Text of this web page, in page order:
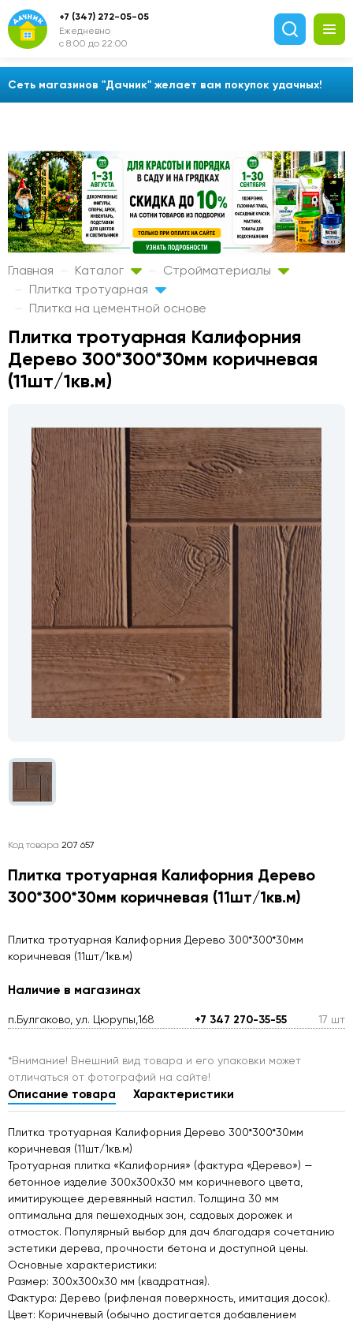
Сеть магазинов "Дачник" желает вам покупок удачных!
+7 (347) 272-05-05
Ежедневно
с 8:00 до 22:00
Главная Каталог
Стройматериалы
Плитка тротуарная
Плитка на цементной основе
Плитка тротуарная Калифорния
Дерево 300*300*30мм коричневая
(11шт/1кв.м)
Код товара 207 657
Плитка тротуарная Калифорния Дерево
300*300*30мм коричневая (11шт/1кв.м)
Плитка тротуарная Калифорния Дерево 300*300*30мм
коричневая (11шт/1кв.м)
Наличие в магазинах
п.Булгаково, ул. Цюрупы,168 +7 347 270-35-55 17 шт
*Внимание! Внешний вид товара и его упаковки может
отличаться от фотографий на сайте!
Описание товара Характеристики
Плитка тротуарная Калифорния Дерево 300*300*30мм
коричневая (11шт/1кв.м)
Тротуарная плитка «Калифорния» (фактура «Дерево») —
бетонное изделие 300х300х30 мм коричневого цвета,
имитирующее деревянный настил. Толщина 30 мм
оптимальна для пешеходных зон, садовых дорожек и
отмосток. Популярный выбор для дач благодаря сочетанию
эстетики дерева, прочности бетона и доступной цены.
Основные характеристики:
Размер: 300х300х30 мм (квадратная).
Фактура: Дерево (рифленая поверхность, имитация досок).
Цвет: Коричневый (обычно достигается добавлением